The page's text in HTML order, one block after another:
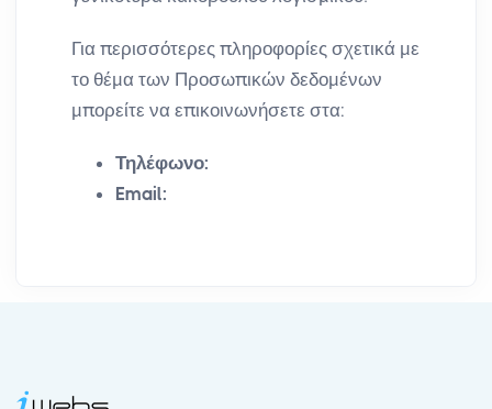
Για περισσότερες πληροφορίες σχετικά με
το θέμα των Προσωπικών δεδομένων
μπορείτε να επικοινωνήσετε στα:
Τηλέφωνο:
Email: